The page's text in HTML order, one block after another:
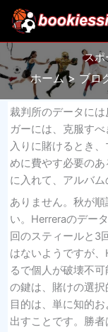
を
キ
スポ
ホーム ブロ
裁判所のデータに
ガーには、克服す
入りに賭けるとき
めに費やす必要の
に入れて、アルバ
ありません。秋が
い。Herreraのデー
回のスティールと3
はないようですが
るで個人が破壊不
の鍵は、賭けの選
目的は、単に知的
出すことです。勝